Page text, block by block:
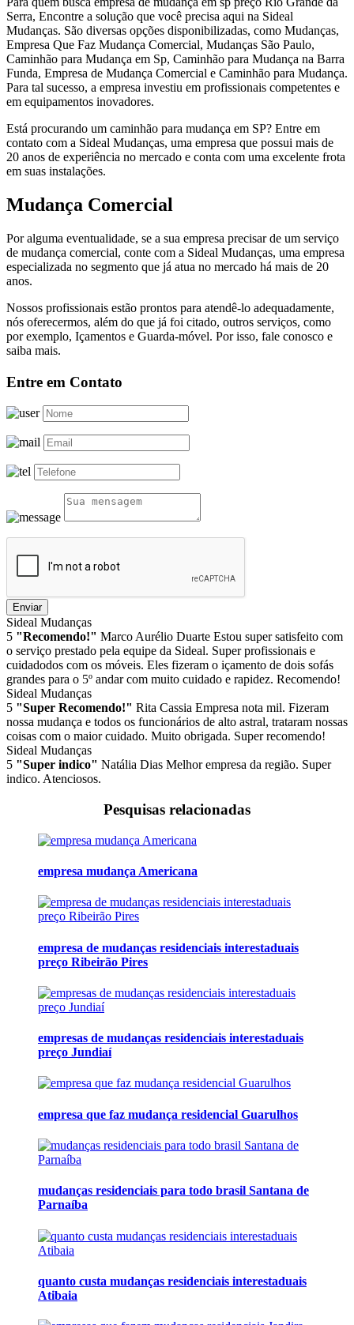
Serra, Encontre a solução que você precisa aqui na Sideal
Mudanças. São diversas opções disponibilizadas, como Mudanças,
Empresa Que Faz Mudança Comercial, Mudanças São Paulo,
Caminhão para Mudança em Sp, Caminhão para Mudança na Barra
Funda, Empresa de Mudança Comercial e Caminhão para Mudança.
Para tal sucesso, a empresa investiu em profissionais competentes e
em equipamentos inovadores.
Está procurando um caminhão para mudança em SP? Entre em
contato com a Sideal Mudanças, uma empresa que possui mais de
20 anos de experiência no mercado e conta com uma excelente frota
em suas instalações.
Mudança Comercial
Por alguma eventualidade, se a sua empresa precisar de um serviço
de mudança comercial, conte com a Sideal Mudanças, uma empresa
especializada no segmento que já atua no mercado há mais de 20
anos.
Nossos profissionais estão prontos para atendê-lo adequadamente,
nós oferecermos, além do que já foi citado, outros serviços, como
por exemplo, Içamentos e Guarda-móvel. Por isso, fale conosco e
saiba mais.
Entre em Contato
Enviar
Sideal Mudanças
5 "Recomendo!" Marco Aurélio Duarte Estou super satisfeito com
o serviço prestado pela equipe da Sideal. Super profissionais e
cuidadodos com os móveis. Eles fizeram o içamento de dois sofás
grandes para o 5º andar com muito cuidado e rapidez. Recomendo!
Sideal Mudanças
5 "Super Recomendo!" Rita Cassia Empresa nota mil. Fizeram
nossa mudança e todos os funcionários de alto astral, trataram nossas
coisas com o maior cuidado. Muito obrigada. Super recomendo!
Sideal Mudanças
5 "Super indico" Natália Dias Melhor empresa da região. Super
indico. Atenciosos.
Pesquisas relacionadas
empresa mudança Americana
empresa de mudanças residenciais interestaduais
preço Ribeirão Pires
empresas de mudanças residenciais interestaduais
preço Jundiaí
empresa que faz mudança residencial Guarulhos
mudanças residenciais para todo brasil Santana de
Parnaíba
quanto custa mudanças residenciais interestaduais
Atibaia